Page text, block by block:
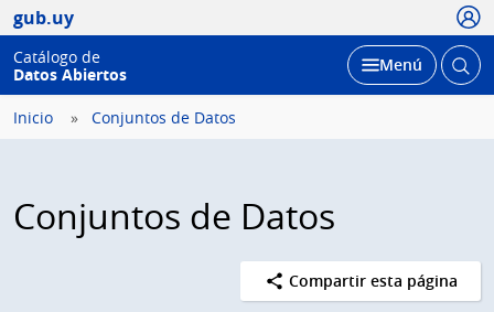
gub.uy
Catálogo de
Datos Abiertos
Desplegar
Menú Abrir
Inicio Conjuntos de Datos
Conjuntos de Datos
Compartir esta página